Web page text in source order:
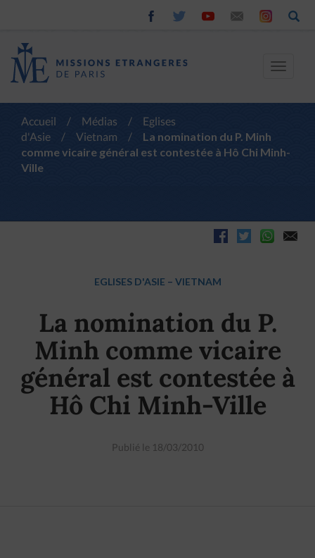
Toggle
Accueil / Médias /
Eglises
d'Asie
/ Vietnam /
La nomination du P. Minh
comme vicaire général est contestée à Hô Chi Minh-
Ville
EGLISES D'ASIE – VIETNAM
La nomination du P.
Minh comme vicaire
général est contestée à
Hô Chi Minh-Ville
Publié le 18/03/2010